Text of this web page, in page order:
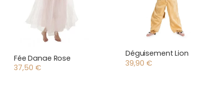
Fée Danae Rose
37,50 €
Déguisement Lion
39,90 €